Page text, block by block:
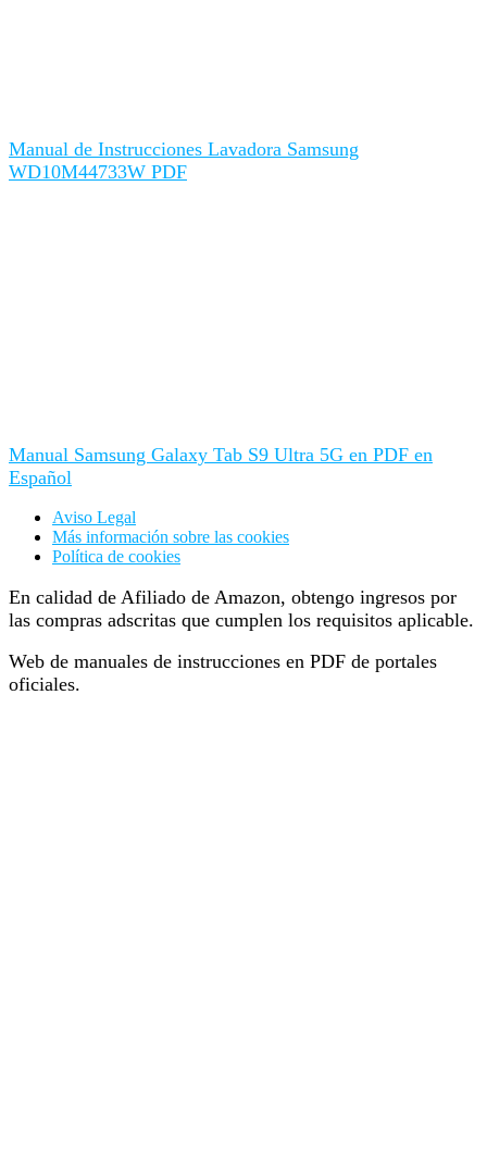
Manual de Instrucciones Lavadora Samsung
WD10M44733W PDF
Manual Samsung Galaxy Tab S9 Ultra 5G en PDF en
Español
Aviso Legal
Más información sobre las cookies
Política de cookies
En calidad de Afiliado de Amazon, obtengo ingresos por
las compras adscritas que cumplen los requisitos aplicable.
Web de manuales de instrucciones en PDF de portales
oficiales.